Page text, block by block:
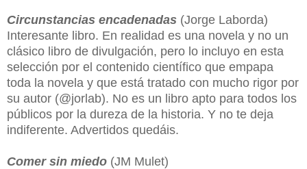
Circunstancias encadenadas (Jorge Laborda)
Interesante libro. En realidad es una novela y no un
clásico libro de divulgación, pero lo incluyo en esta
selección por el contenido científico que empapa
toda la novela y que está tratado con mucho rigor por
su autor (@jorlab). No es un libro apto para todos los
públicos por la dureza de la historia. Y no te deja
indiferente. Advertidos quedáis.
Comer sin miedo (JM Mulet)